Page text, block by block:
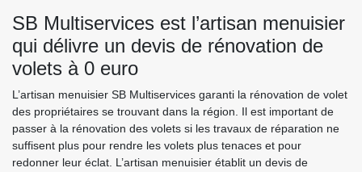
SB Multiservices est l’artisan menuisier
qui délivre un devis de rénovation de
volets à 0 euro
L’artisan menuisier SB Multiservices garanti la rénovation de volet
des propriétaires se trouvant dans la région. Il est important de
passer à la rénovation des volets si les travaux de réparation ne
suffisent plus pour rendre les volets plus tenaces et pour
redonner leur éclat. L’artisan menuisier établit un devis de